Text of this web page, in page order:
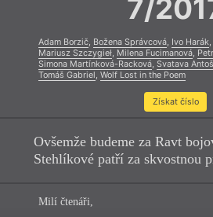
7/
Adam Borzič, Božena Správcová, Ivo Harák,
Mariusz Szczygieł, Milena Fucimanová,
Simona Martínková-Racková, Svatava
Tomáš Gabriel , Wolf Lost in the Poem
Získat číslo
Ovšemže budeme za Ravt
Stehlíkové patří za skvostnou
Milí čtenáři,